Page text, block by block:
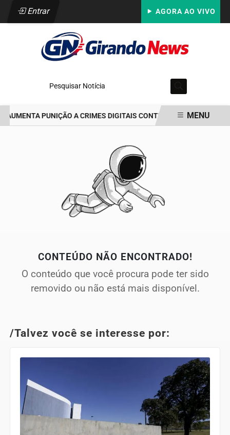
Entrar AGORA AO VIVO
Pesquisar Notícia
AUMENTA PUNIÇÃO A CRIMES DIGITAIS CONTRA CRIANÇAS É
MENU
CONTEÚDO NÃO ENCONTRADO!
O conteúdo que você procura pode ter sido
removido ou não está mais disponível.
/Talvez você se interesse por: